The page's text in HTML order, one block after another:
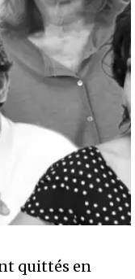
quittés en